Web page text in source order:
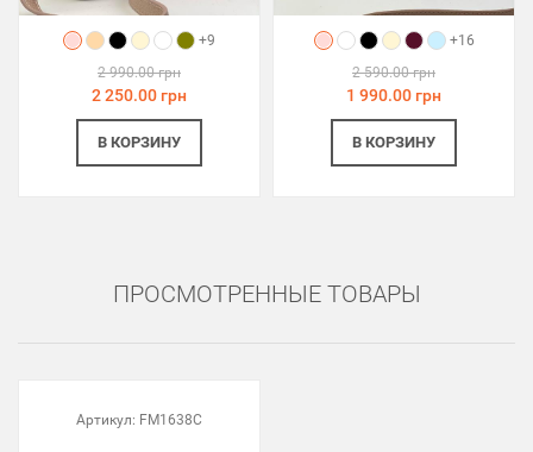
+9
2 990.00 грн
2 250.00 грн
В КОРЗИНУ
+16
2 590.00 грн
1 990.00 грн
В КОРЗИНУ
ПРОСМОТРЕННЫЕ ТОВАРЫ
Артикул: FM1638C